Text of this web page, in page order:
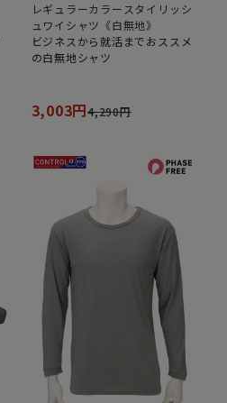
レギュラーカラースタイリッシ
ュワイシャツ《白無地》
ビジネスから就活までおススメ
の白無地シャツ
3,003円4,290円